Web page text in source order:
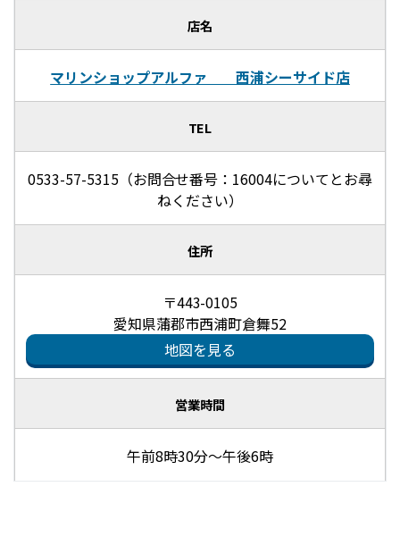
店名
マリンショップアルファ 西浦シーサイド店
TEL
0533-57-5315（お問合せ番号：16004についてとお尋
ねください）
住所
〒443-0105
愛知県蒲郡市西浦町倉舞52
地図を見る
営業時間
午前8時30分～午後6時